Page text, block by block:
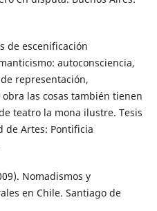
de escenificación
autoconsciencia,
representación,
las cosas también tienen
teatro la mona ilustre. Tesis
de Artes: Pontificia
Nomadismos y
en Chile. Santiago de